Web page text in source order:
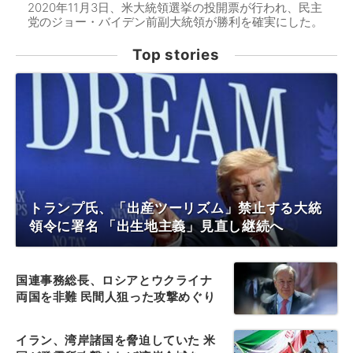
2020年11月3日、米大統領選挙の投開票が行われ、民主
党のジョー・バイデン前副大統領が勝利を確実にした。
Top stories
トランプ氏、「出産ツーリズム」禁止する大統
領令に署名 「出生地主義」見直し継続へ
国連事務総長、ロシアとウクライナ
両国を非難 民間人狙った攻撃めぐり
イラン、湾岸諸国を脅迫していた 米